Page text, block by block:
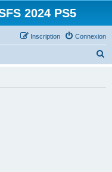
2024 PS5
Connexion
Inscription